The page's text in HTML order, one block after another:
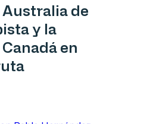
de
y la
en